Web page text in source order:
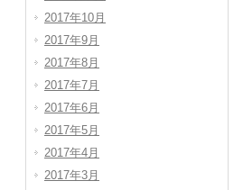
2017年10月
2017年9月
2017年8月
2017年7月
2017年6月
2017年5月
2017年4月
2017年3月